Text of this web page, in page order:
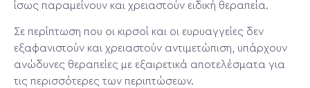
ίσως παραμείνουν και χρειαστούν ειδική θεραπεία.
Σε περίπτωση που οι κιρσοί και οι ευρυαγγείες δεν
εξαφανιστούν και χρειαστούν αντιμετώπιση, υπάρχουν
ανώδυνες θεραπείες με εξαιρετικά αποτελέσματα για
τις περισσότερες των περιπτώσεων.